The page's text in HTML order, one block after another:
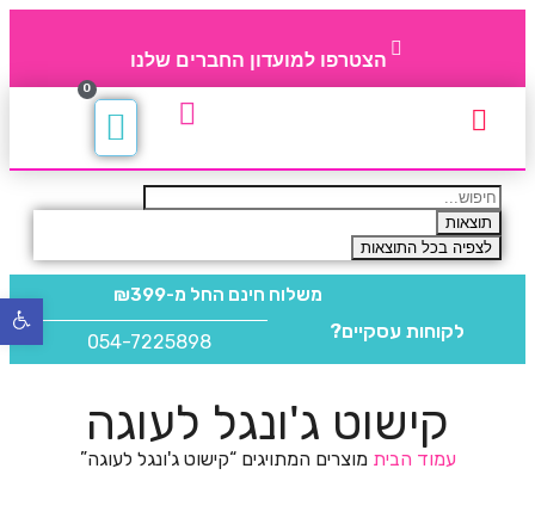
הצטרפו למועדון החברים שלנו
0
תוצאות
לצפיה בכל התוצאות
משלוח חינם החל מ-₪399
לקוחות עסקיים? 054-7225898
קישוט ג'ונגל לעוגה
עמוד הביתמוצרים המתויגים “קישוט ג'ונגל לעוגה”
פתח